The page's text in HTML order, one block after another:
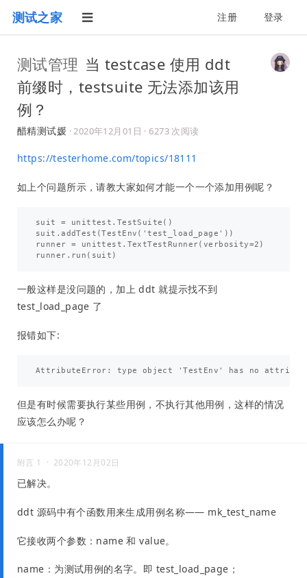
测试之家 注册 登录
测试管理 当 testcase 使用 ddt
前缀时，testsuite 无法添加该用
例？
醋精测试媛 ·2020年12月01日 · 6273 次阅读
https://testerhome.com/topics/18111
如上个问题所示，请教大家如何才能一个一个添加用例呢？
suit = unittest.TestSuite()
suit.addTest(TestEnv('test_load_page'))
runner = unittest.TextTestRunner(verbosity=2)
一般这样是没问题的，加上 ddt 就提示找不到
test_load_page 了
报错如下:
但是有时候需要执行某些用例，不执行其他用例，这样的情况
应该怎么办呢？
附言 1 · 2020年12月02日
已解决。
ddt 源码中有个函数用来生成用例名称—— mk_test_name
它接收两个参数：name 和 value。
name：为测试用例的名字。即 test_load_page；